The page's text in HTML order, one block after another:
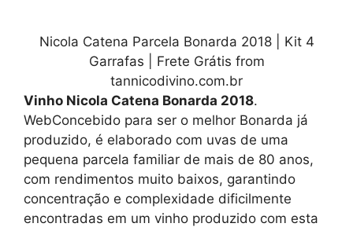
Nicola Catena Parcela Bonarda 2018 | Kit 4
Garrafas | Frete Grátis from
tannicodivino.com.br
Vinho Nicola Catena Bonarda 2018.
WebConcebido para ser o melhor Bonarda já
produzido, é elaborado com uvas de uma
pequena parcela familiar de mais de 80 anos,
com rendimentos muito baixos, garantindo
concentração e complexidade dificilmente
encontradas em um vinho produzido com esta